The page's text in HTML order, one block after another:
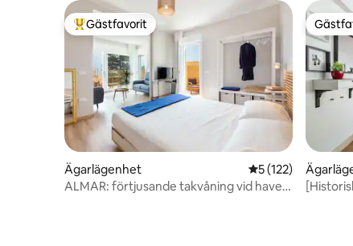
Populär gästfavorit
Gästfavorit
Ägarlägenhet 5 av 5 i
5 (122)
ALMAR: förtjusande takvåning vid havet